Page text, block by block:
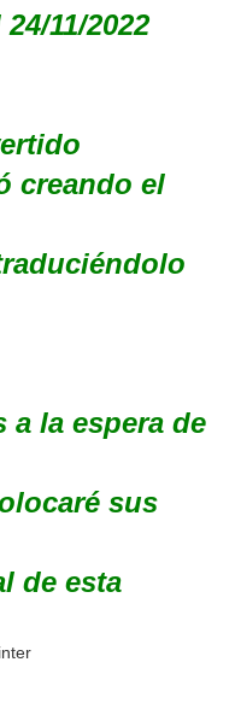
11/2022
creando el
a la espera de
sus
de esta